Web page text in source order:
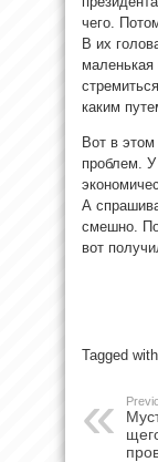
чего.
В их
маленькая
каким
Вот в этом
проблем.
А
смешно.
вот
Tagged